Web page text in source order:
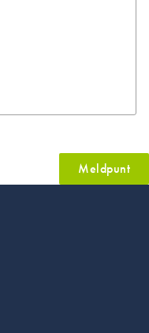
Meldpunt